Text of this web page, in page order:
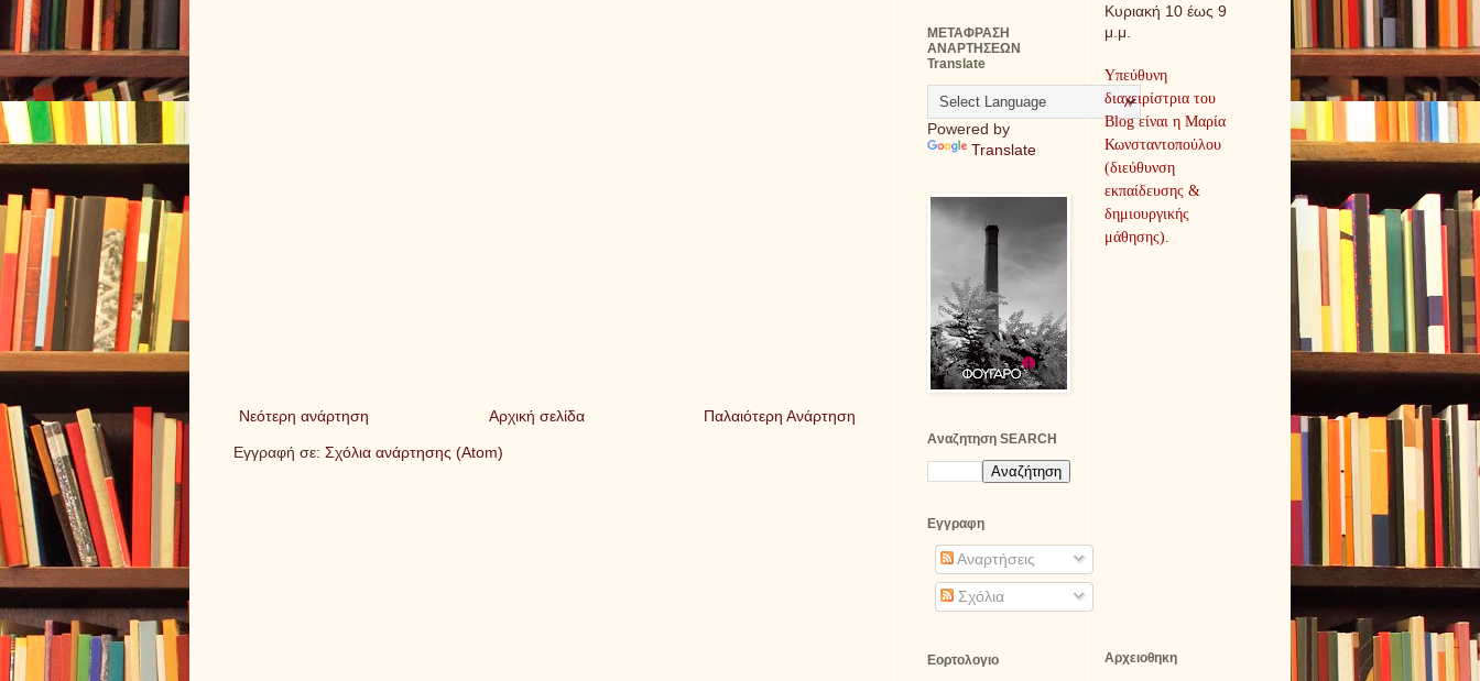
Νεότερη ανάρτηση Παλαιότερη Ανάρτηση
Αρχική σελίδα
Εγγραφή σε: Σχόλια ανάρτησης (Atom)
ΜΕΤΑΦΡΑΣΗ
ΑΝΑΡΤΗΣΕΩΝ
Translate
Powered by
Translate
Αναζητηση SEARCH
Εγγραφη
Αναρτήσεις
Σχόλια
Εορτολογιο
Κυριακή 10 έως 9
μ.μ.
Υπεύθυνη
διαχειρίστρια του
Blog είναι η Μαρία
Κωνσταντοπούλου
(διεύθυνση
εκπαίδευσης &
δημιουργικής
μάθησης).
Αρχειοθηκη